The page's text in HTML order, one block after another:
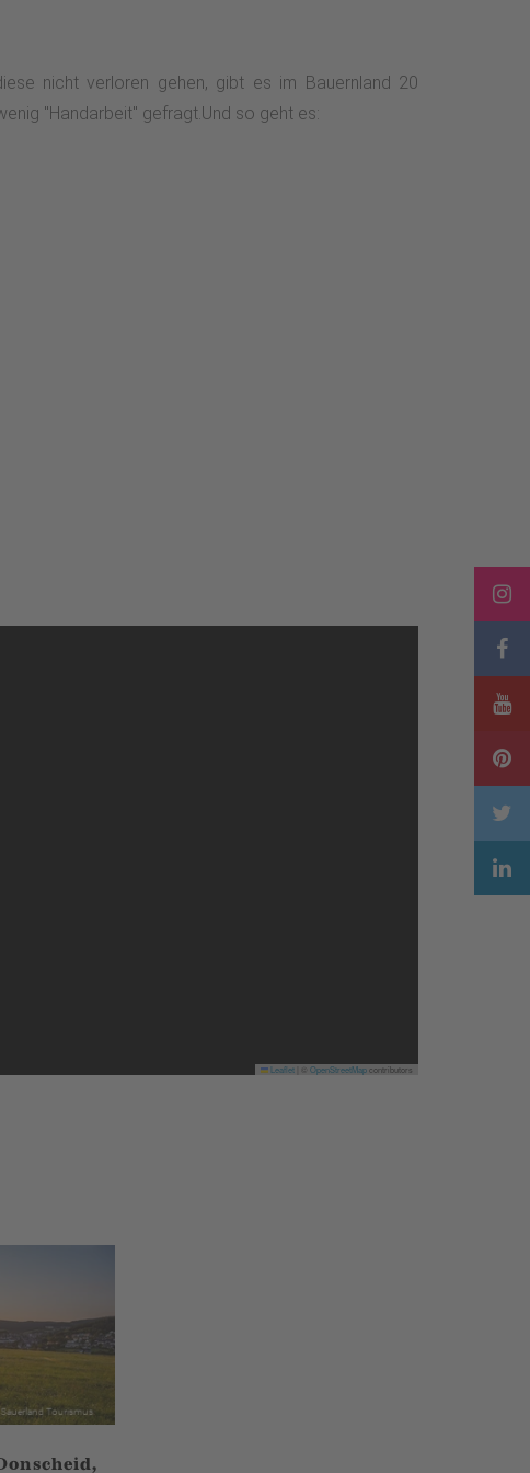
nicht verloren gehen, gibt es im Bauernland 20
"Handarbeit" gefragt.Und so geht es:
Leaflet OpenStreetMapcontributors